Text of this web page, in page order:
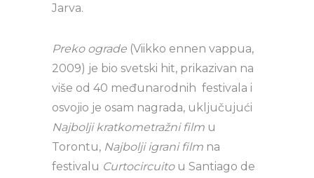
Jarva.
Preko ograde (Viikko ennen vappua,
2009) je bio svetski hit, prikazivan na
više od 40 međunarodnih festivala i
osvojio je osam nagrada, uključujući
Najbolji kratkometražni film u
Torontu, Najbolji igrani film na
festivalu Curtocircuitou Santiago de